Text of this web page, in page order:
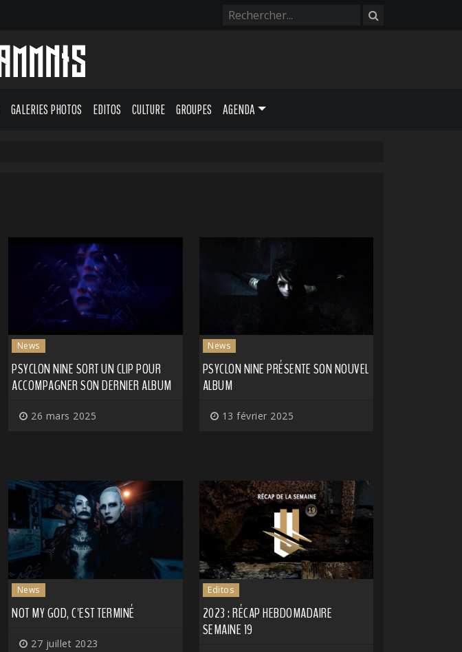
GALERIES PHOTOS EDITOS CULTURE GROUPES AGENDA
News
PSYCLON NINE SORT UN CLIP POUR
ACCOMPAGNER SON DERNIER ALBUM
26 mars 2025
News
PSYCLON NINE PRÉSENTE SON NOUVEL
ALBUM
13 février 2025
News
NOT MY GOD, C'EST TERMINÉ
27 juillet 2023
Editos
2023 : RÉCAP HEBDOMADAIRE
SEMAINE 19